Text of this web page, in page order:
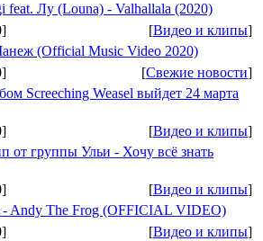
feat. Лу (Louna) - Valhallala (2020)
[Видео и клипы]
(Official Music Video 2020)
[Свежие новости]
Screeching Weasel выйдет 24 марта
[Видео и клипы]
от группы Ульи - Хочу всё знать
[Видео и клипы]
- Andy The Frog (OFFICIAL VIDEO)
[Видео и клипы]